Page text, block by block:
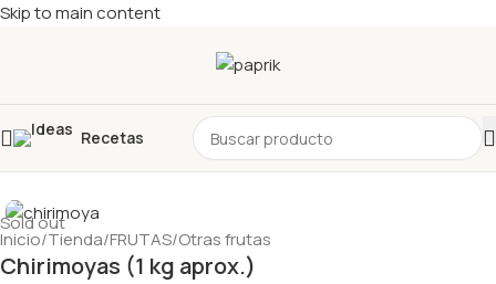
Skip to main content
Recetas
Sold out
Inicio/Tienda/FRUTAS/Otras frutas
Chirimoyas (1 kg aprox.)